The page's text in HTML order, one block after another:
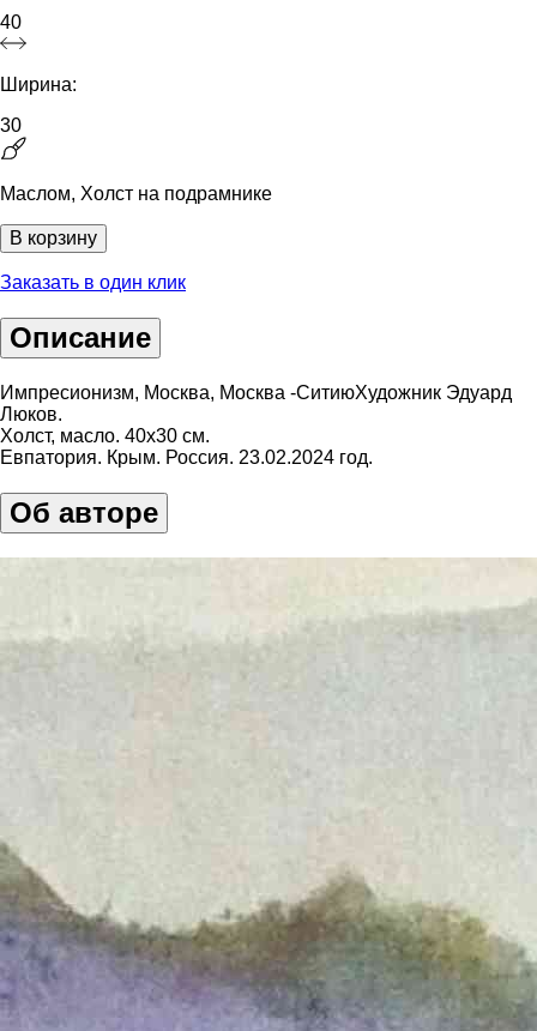
40
Ширина:
30
Маслом, Холст на подрамнике
В корзину
Заказать в один клик
Описание
Импресионизм, Москва, Москва -СитиюХудожник Эдуард
Люков.
Холст, масло. 40х30 см.
Евпатория. Крым. Россия. 23.02.2024 год.
Об авторе